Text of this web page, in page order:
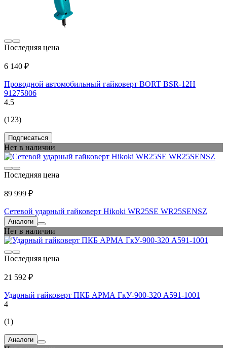
Последняя цена
6 140 ₽
Проводной автомобильный гайковерт BORT BSR-12H
91275806
4.5
(123)
Подписаться
Нет в наличии
Последняя цена
89 999 ₽
Сетевой ударный гайковерт Hikoki WR25SE WR25SENSZ
Аналоги
Нет в наличии
Последняя цена
21 592 ₽
Ударный гайковерт ПКБ АРМА ГкУ-900-320 А591-1001
4
(1)
Аналоги